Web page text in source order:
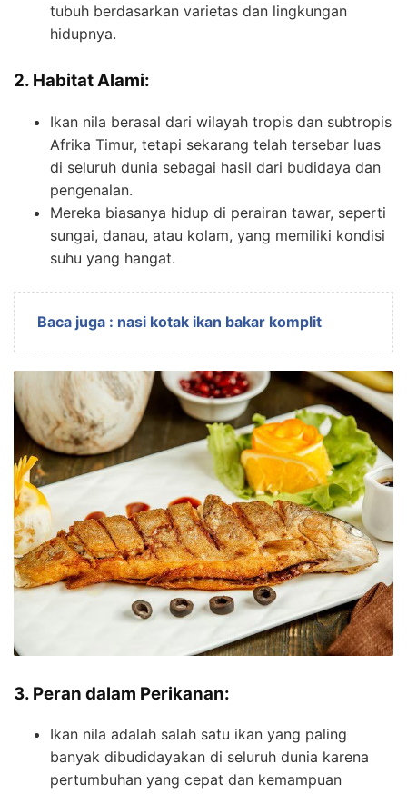
tubuh berdasarkan varietas dan lingkungan
hidupnya.
2. Habitat Alami:
Ikan nila berasal dari wilayah tropis dan subtropis
Afrika Timur, tetapi sekarang telah tersebar luas
di seluruh dunia sebagai hasil dari budidaya dan
pengenalan.
Mereka biasanya hidup di perairan tawar, seperti
sungai, danau, atau kolam, yang memiliki kondisi
suhu yang hangat.
Baca juga : nasi kotak ikan bakar komplit
3. Peran dalam Perikanan:
Ikan nila adalah salah satu ikan yang paling
banyak dibudidayakan di seluruh dunia karena
pertumbuhan yang cepat dan kemampuan